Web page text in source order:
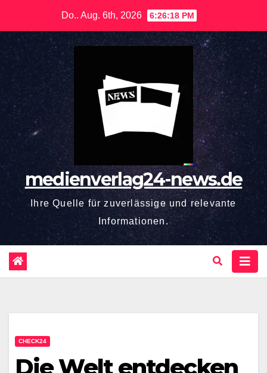
springen
Do.. Aug. 6th, 2026 6:26:18 PM
medienverlag24-news.de
Ihre Quelle für zuverlässige und relevante
Informationen.
CHECK24
Die Welt entdecken